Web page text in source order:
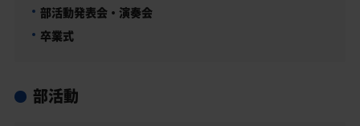
部活動発表会・演奏会
卒業式
部活動